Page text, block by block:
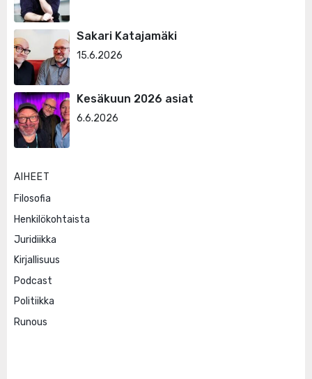
Sakari Katajamäki
15.6.2026
Kesäkuun 2026 asiat
6.6.2026
AIHEET
Filosofia
Henkilökohtaista
Juridiikka
Kirjallisuus
Podcast
Politiikka
Runous